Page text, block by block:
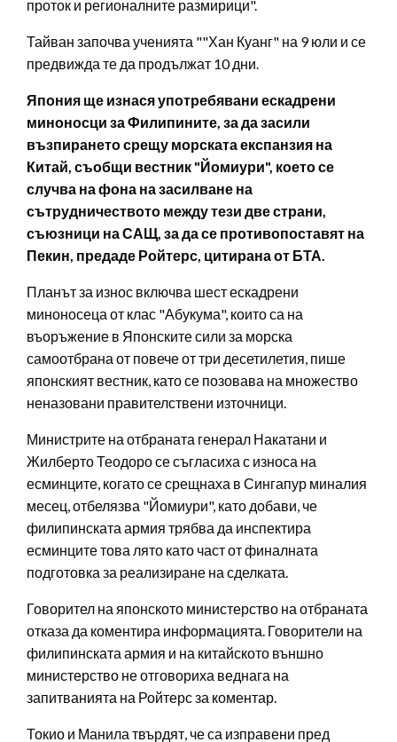
проток и регионалните размирици".
Тайван започва ученията ""Хан Куанг" на 9 юли и се
предвижда те да продължат 10 дни.
Япония ще изнася употребявани ескадрени
миноносци за Филипините, за да засили
възпирането срещу морската експанзия на
Китай, съобщи вестник "Йомиури", което се
случва на фона на засилване на
сътрудничеството между тези две страни,
съюзници на САЩ, за да се противопоставят на
Пекин, предаде Ройтерс, цитирана от БТА.
Планът за износ включва шест ескадрени
миноносеца от клас "Абукума", които са на
въоръжение в Японските сили за морска
самоотбрана от повече от три десетилетия, пише
японският вестник, като се позовава на множество
неназовани правителствени източници.
Министрите на отбраната генерал Накатани и
Жилберто Теодоро се съгласиха с износа на
есминците, когато се срещнаха в Сингапур миналия
месец, отбелязва "Йомиури", като добави, че
филипинската армия трябва да инспектира
есминците това лято като част от финалната
подготовка за реализиране на сделката.
Говорител на японското министерство на отбраната
отказа да коментира информацията. Говорители на
филипинската армия и на китайското външно
министерство не отговориха веднага на
запитванията на Ройтерс за коментар.
Токио и Манила твърдят, че са изправени пред